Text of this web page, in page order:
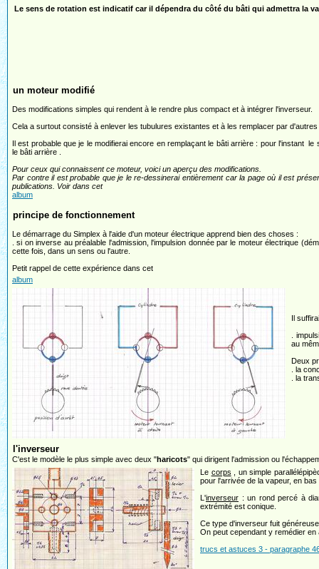
Le sens de rotation est indicatif car il dépendra du côté du bâti qui admettra la
un moteur modifié
Des modifications simples qui rendent à le rendre plus compact et à intégrer l'inverseur.
Cela a surtout consisté à enlever les tubulures existantes et à les remplacer par
Il est probable que je le modifierai encore en remplaçant le bâti arrière : pour l'instant
le bâti arrière .
Pour ceux qui connaissent ce moteur, voici un aperçu des modifications.
Par contre il est probable que je le re-dessinerai entièrement car la page où il est
publications. Voir dans cet
album
principe de fonctionnement
Le démarrage du Simplex à l'aide d'un moteur électrique apprend bien des choses :
. si on inverse au préalable l'admission, l'impulsion donnée par le moteur électrique
cette fois, dans un sens ou l'autre.
Petit rappel de cette expérience dans cet
album
Il
.
au
Deux
. la
. la
l'inverseur
C'est le modèle le plus simple avec deux "haricots" qui dirigent l'admission ou
Le corps , un simple
pour l'arrivée de la vapeur, en
L'inverseur : un rond percé à
extrémité est conique.
Ce type d'inverseur fuit
On peut cependant y remédier
trucs et astuces 3 - paragraphe